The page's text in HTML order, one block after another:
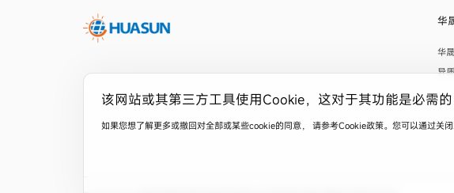
华
华
异
该网站或其第三方工具使用Cookie，这对于其功能是必需
如果您想了解更多或撤回对全部或某些cookie的同意， 请参考Cookie政策。您可以通过